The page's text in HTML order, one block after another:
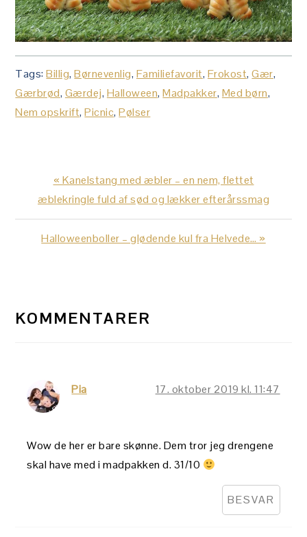
Tags:Billig,Børnevenlig, Familiefavorit, Frokost,Gær,
Gærbrød, Gærdej, Halloween,Madpakker, Med børn,
Nem opskrift,Picnic,Pølser
Previous
Post:
« Kanelstang med æbler – en nem, flettet
æblekringle fuld af sød og lækker efterårssmag
Next
Halloweenboller – glødende kul fra Helvede… »
KOMMENTARER
Pia 17. oktober 2019 kl. 11:47
Wow de her er bare skønne. Dem tror jeg drengene
skal have med i madpakken d. 31/10
BESVAR